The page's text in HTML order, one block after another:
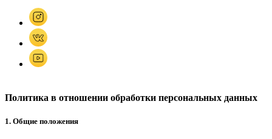
Политика в отношении обработки персональных данных
1. Общие положения